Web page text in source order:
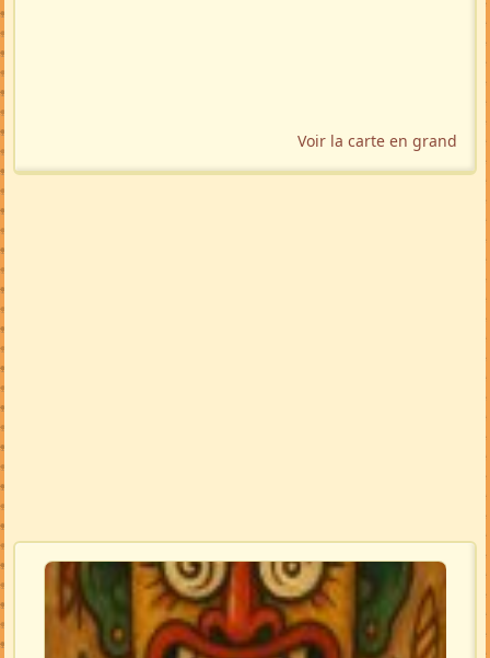
Voir la carte en grand